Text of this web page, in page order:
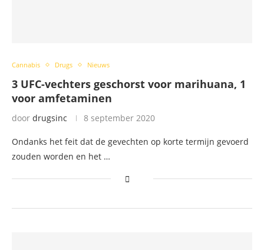
Cannabis Drugs Nieuws
3 UFC-vechters geschorst voor marihuana, 1
voor amfetaminen
door drugsinc 8 september 2020
Ondanks het feit dat de gevechten op korte termijn gevoerd
zouden worden en het …